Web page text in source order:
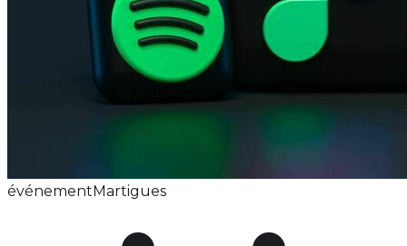
événementMartigues